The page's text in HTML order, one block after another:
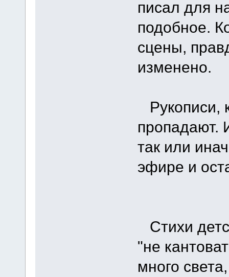
писал для
подобное.
сцены,
изменено.
Рукописи,
пропадают.
так или
эфире и
Стихи
"не
много